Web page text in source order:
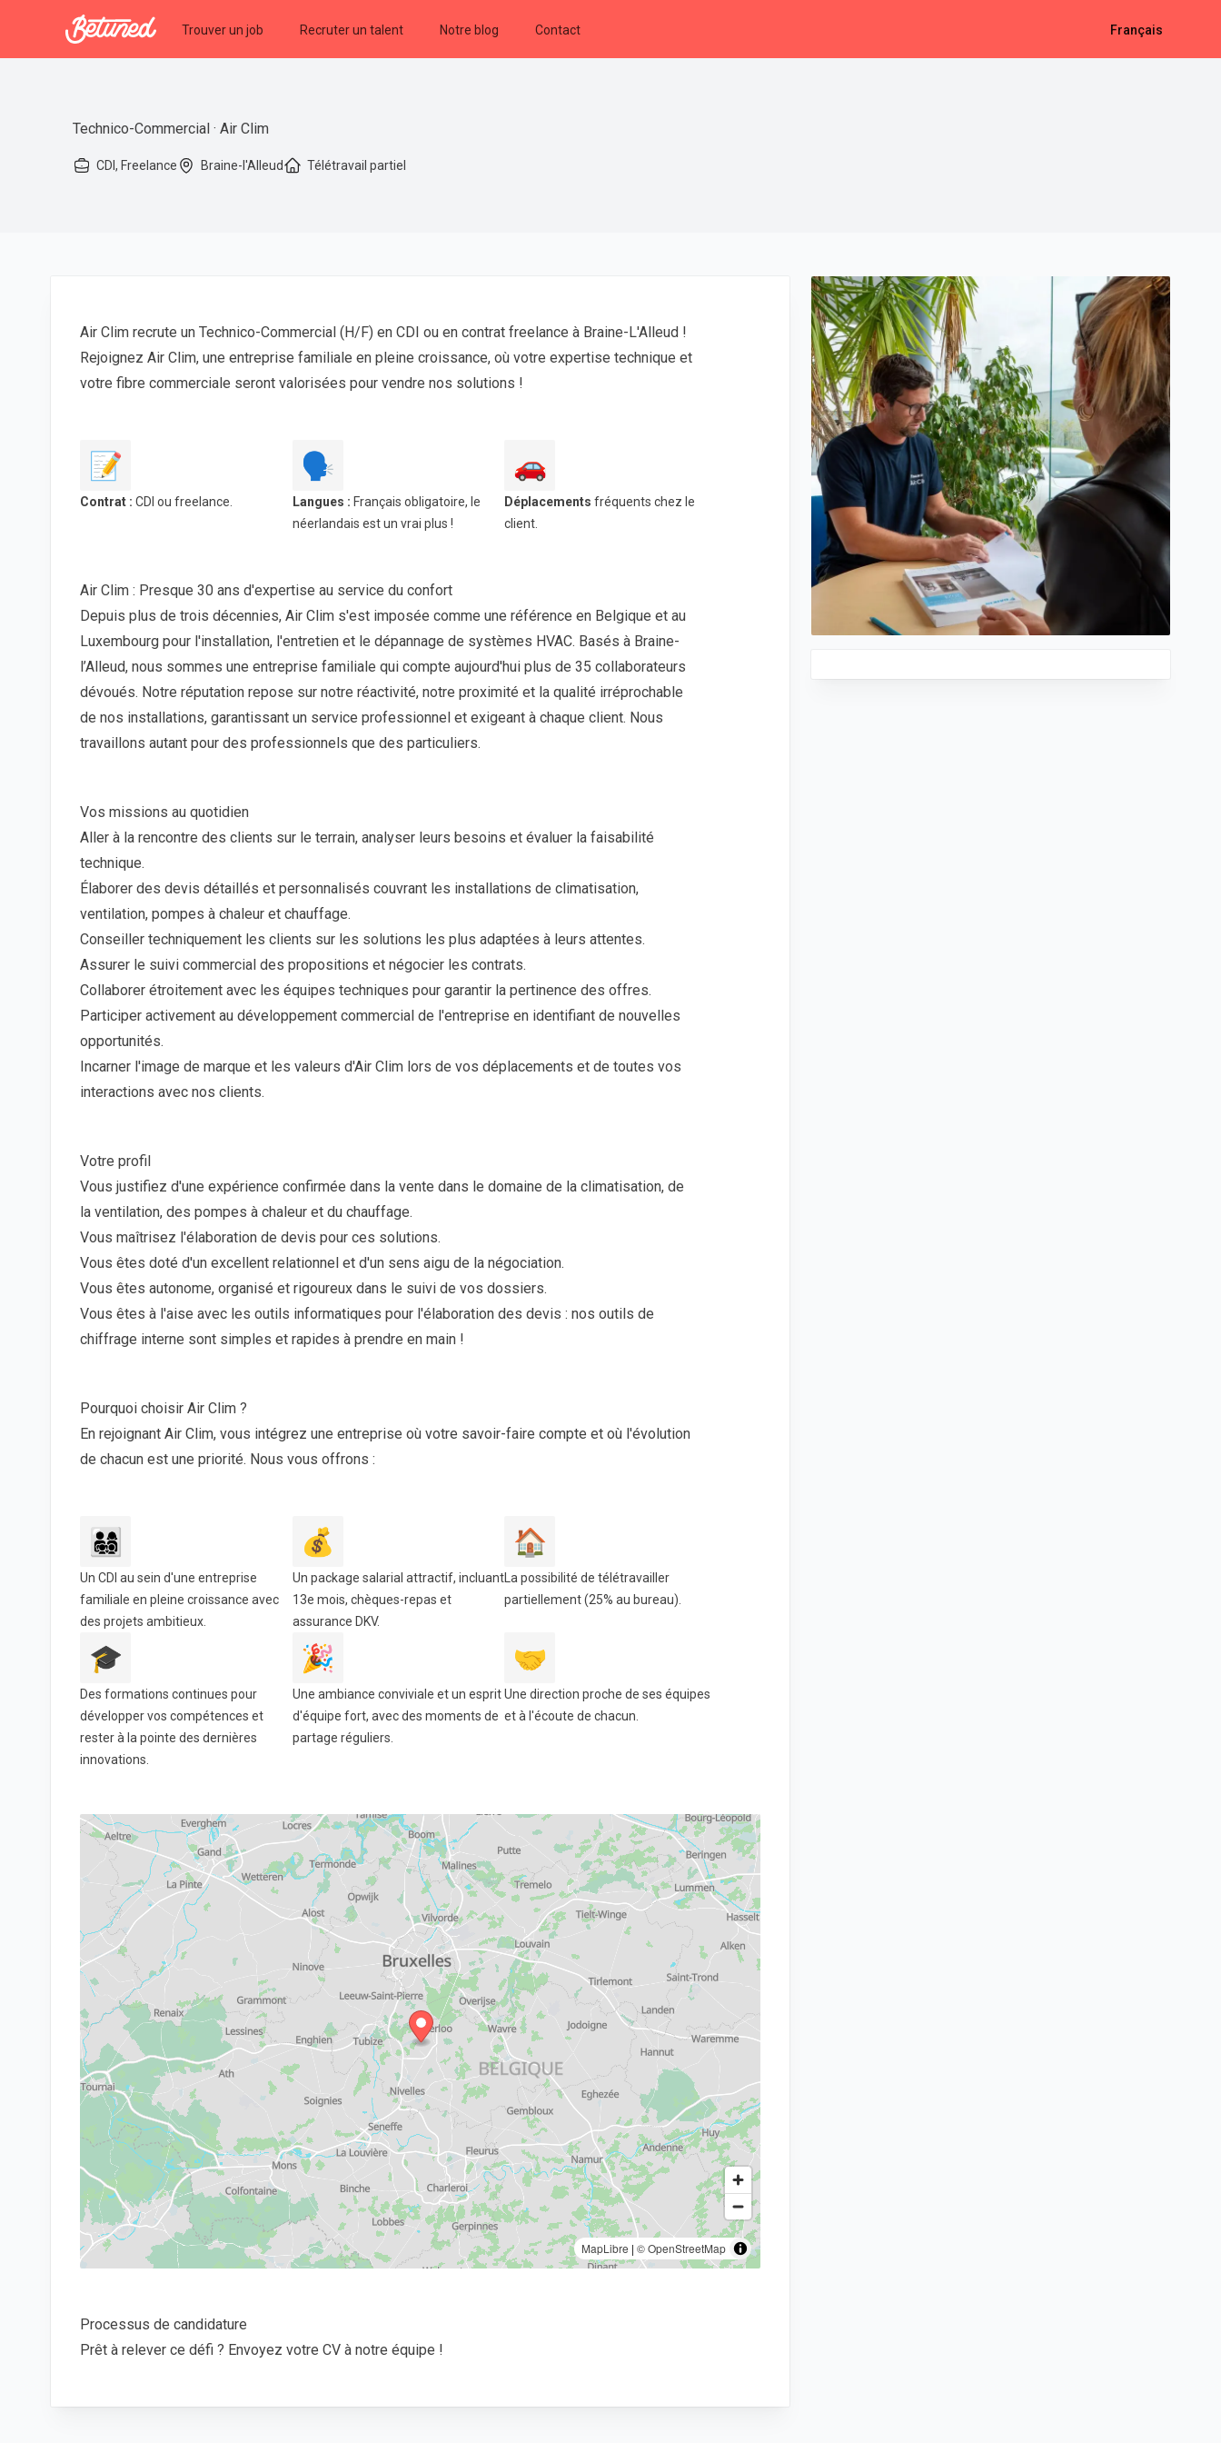
Betuned Trouver un job Recruter un talent Notre blog Contact Français
Technico-Commercial · Air Clim
CDI, Freelance Braine-l'Alleud Télétravail partiel
Air Clim recrute un Technico-Commercial (H/F) en CDI ou en contrat freelance à Braine-L'Alleud !
Rejoignez Air Clim, une entreprise familiale en pleine croissance, où votre expertise technique et
votre fibre commerciale seront valorisées pour vendre nos solutions !
📝
Contrat : CDI ou freelance.
🗣️
Langues : Français obligatoire, le
néerlandais est un vrai plus !
🚗
Déplacementsfréquents chez le
client.
Air Clim : Presque 30 ans d'expertise au service du confort
Depuis plus de trois décennies, Air Clim s'est imposée comme une référence en Belgique et au
Luxembourg pour l'installation, l'entretien et le dépannage de systèmes HVAC. Basés à Braine-
l’Alleud, nous sommes une entreprise familiale qui compte aujourd'hui plus de 35 collaborateurs
dévoués. Notre réputation repose sur notre réactivité, notre proximité et la qualité irréprochable
de nos installations, garantissant un service professionnel et exigeant à chaque client. Nous
travaillons autant pour des professionnels que des particuliers.
Vos missions au quotidien
Aller à la rencontre des clients sur le terrain, analyser leurs besoins et évaluer la faisabilité
technique.
Élaborer des devis détaillés et personnalisés couvrant les installations de climatisation,
ventilation, pompes à chaleur et chauffage.
Conseiller techniquement les clients sur les solutions les plus adaptées à leurs attentes.
Assurer le suivi commercial des propositions et négocier les contrats.
Collaborer étroitement avec les équipes techniques pour garantir la pertinence des offres.
Participer activement au développement commercial de l'entreprise en identifiant de nouvelles
opportunités.
Incarner l'image de marque et les valeurs d'Air Clim lors de vos déplacements et de toutes vos
interactions avec nos clients.
Votre profil
Vous justifiez d'une expérience confirmée dans la vente dans le domaine de la climatisation, de
la ventilation, des pompes à chaleur et du chauffage.
Vous maîtrisez l'élaboration de devis pour ces solutions.
Vous êtes doté d'un excellent relationnel et d'un sens aigu de la négociation.
Vous êtes autonome, organisé et rigoureux dans le suivi de vos dossiers.
Vous êtes à l'aise avec les outils informatiques pour l'élaboration des devis : nos outils de
chiffrage interne sont simples et rapides à prendre en main !
Pourquoi choisir Air Clim ?
En rejoignant Air Clim, vous intégrez une entreprise où votre savoir-faire compte et où l'évolution
de chacun est une priorité. Nous vous offrons :
👨‍👩‍👧‍👦
Un CDI au sein d'une entreprise
familiale en pleine croissance avec
des projets ambitieux.
💰
Un package salarial attractif, incluant
13e mois, chèques-repas et
assurance DKV.
🏠
La possibilité de télétravailler
partiellement (25% au bureau).
🎓
Des formations continues pour
développer vos compétences et
rester à la pointe des dernières
innovations.
🎉
Une ambiance conviviale et un esprit
d'équipe fort, avec des moments de
partage réguliers.
🤝
Une direction proche de ses équipes
et à l'écoute de chacun.
MapLibre |© OpenStreetMap
Processus de candidature
Prêt à relever ce défi ? Envoyez votre CV à notre équipe !